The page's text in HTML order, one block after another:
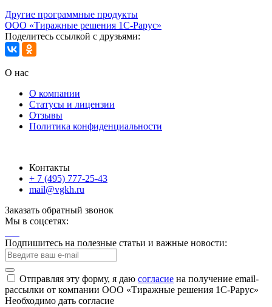
Другие программные продукты
ООО «Тиражные решения 1С-Рарус»
Поделитесь ссылкой с друзьями:
О нас
О компании
Статусы и лицензии
Отзывы
Политика конфиденциальности
Контакты
+ 7 (495) 777-25-43
mail@vgkh.ru
Заказать обратный звонок
Мы в соцсетях:
Подпишитесь на полезные статьи и важные новости:
Отправляя эту форму, я даю согласие на получение email-
рассылки от компании ООО «Тиражные решения 1С-Рарус»
Необходимо дать согласие